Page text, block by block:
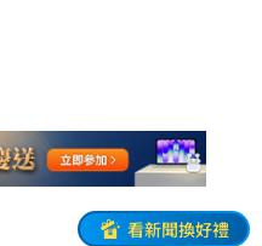
看新聞換好禮